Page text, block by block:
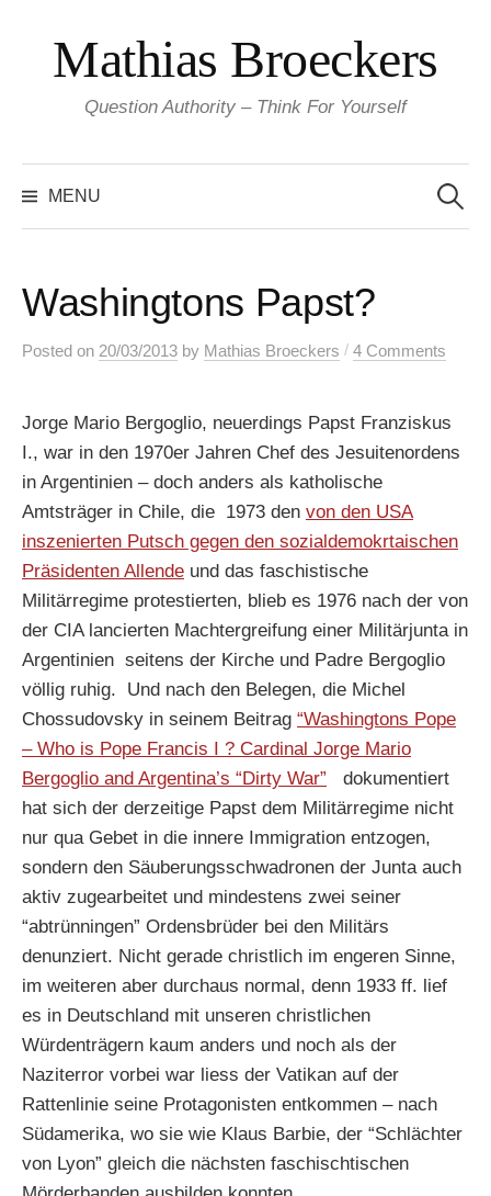
content
Mathias Broeckers
Question Authority – Think For Yourself
MENU
for:
Washingtons Papst?
Posted on 20/03/2013 by Mathias Broeckers / 4 Comments
Jorge Mario Bergoglio, neuerdings Papst Franziskus
I., war in den 1970er Jahren Chef des Jesuitenordens
in Argentinien – doch anders als katholische
Amtsträger in Chile, die 1973 den von den USA
inszenierten Putsch gegen den sozialdemokrtaischen
Präsidenten Allende und das faschistische
Militärregime protestierten, blieb es 1976 nach der von
der CIA lancierten Machtergreifung einer Militärjunta in
Argentinien seitens der Kirche und Padre Bergoglio
völlig ruhig. Und nach den Belegen, die Michel
Chossudovsky in seinem Beitrag “Washingtons Pope
– Who is Pope Francis I ? Cardinal Jorge Mario
Bergoglio and Argentina’s “Dirty War” dokumentiert
hat sich der derzeitige Papst dem Militärregime nicht
nur qua Gebet in die innere Immigration entzogen,
sondern den Säuberungsschwadronen der Junta auch
aktiv zugearbeitet und mindestens zwei seiner
“abtrünningen” Ordensbrüder bei den Militärs
denunziert. Nicht gerade christlich im engeren Sinne,
im weiteren aber durchaus normal, denn 1933 ff. lief
es in Deutschland mit unseren christlichen
Würdenträgern kaum anders und noch als der
Naziterror vorbei war liess der Vatikan auf der
Rattenlinie seine Protagonisten entkommen – nach
Südamerika, wo sie wie Klaus Barbie, der “Schlächter
von Lyon” gleich die nächsten faschischtischen